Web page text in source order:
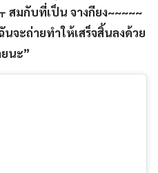
สมกับที่เป็น จางกียง~~~~~
นจะถ่ายทำให้เสร็จสิ้นลงด้วย
นะ”